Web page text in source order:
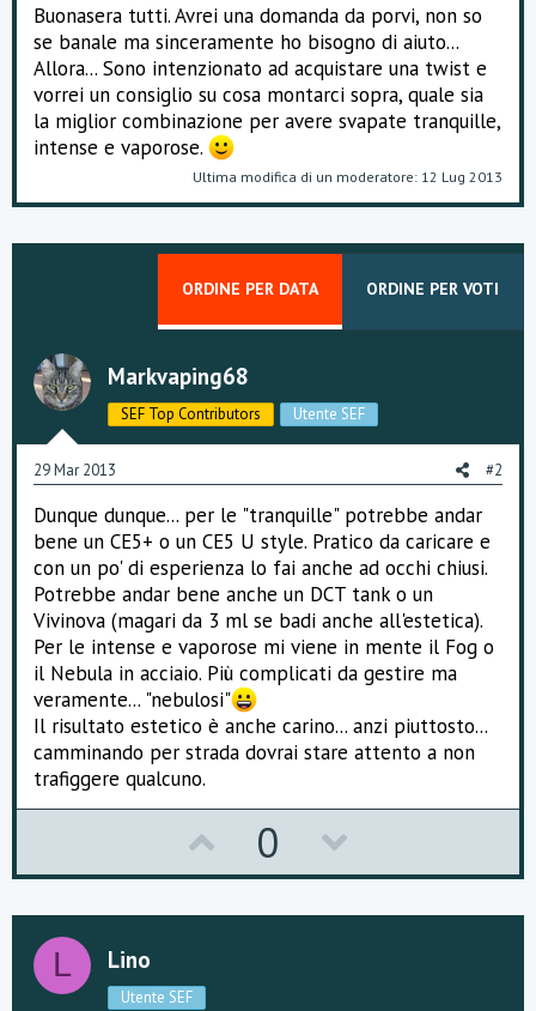
Buonasera tutti. Avrei una domanda da porvi, non so
se banale ma sinceramente ho bisogno di aiuto...
Allora... Sono intenzionato ad acquistare una twist e
vorrei un consiglio su cosa montarci sopra, quale sia
la miglior combinazione per avere svapate tranquille,
intense e vaporose.
Ultima modifica di un moderatore: 12 Lug 2013
ORDINE PER DATA ORDINE PER VOTI
Markvaping68
SEF Top Contributors Utente SEF
29 Mar 2013 #2
Dunque dunque... per le "tranquille" potrebbe andar
bene un CE5+ o un CE5 U style. Pratico da caricare e
con un po' di esperienza lo fai anche ad occhi chiusi.
Potrebbe andar bene anche un DCT tank o un
Vivinova (magari da 3 ml se badi anche all'estetica).
Per le intense e vaporose mi viene in mente il Fog o
il Nebula in acciaio. Più complicati da gestire ma
veramente... "nebulosi"
Il risultato estetico è anche carino... anzi piuttosto...
camminando per strada dovrai stare attento a non
trafiggere qualcuno.
p
v
0
o
w
L Lino
Utente SEF